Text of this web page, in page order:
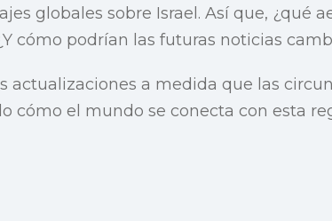
globales sobre Israel. Así que, ¿qué
cómo podrían las futuras noticias
actualizaciones a medida que las
cómo el mundo se conecta con esta